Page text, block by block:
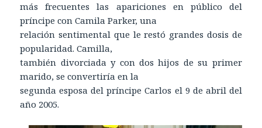
más frecuentes las apariciones en público del
príncipe con Camila Parker, una
relación sentimental que le restó grandes dosis de
popularidad. Camilla,
también divorciada y con dos hijos de su primer
marido, se convertiría en la
segunda esposa del príncipe Carlos el 9 de abril del
año 2005.